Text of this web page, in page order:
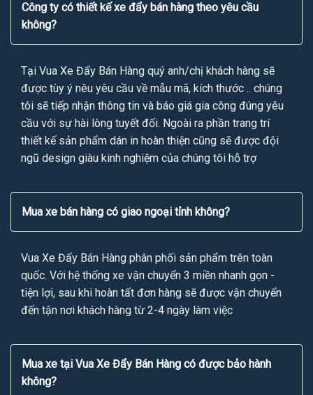
Công ty có thiết kế xe đẩy bán hàng theo yêu cầu
không?
Tại Vua Xe Đẩy Bán Hàng quý anh/chị khách hàng sẽ
được tùy ý nêu yêu cầu về mẫu mã, kích thước .. chúng
tôi sẽ tiếp nhận thông tin và báo giá gia công đúng yêu
cầu với sự hài lòng tuyết đối. Ngoài ra phần trang trí
thiết kế sản phẩm dán in hoàn thiện cũng sẽ được đội
ngũ design giàu kinh nghiệm của chúng tôi hỗ trợ
Mua xe bán hàng có giao ngoại tỉnh không?
Vua Xe Đẩy Bán Hàng phân phối sản phẩm trên toàn
quốc. Với hệ thống xe vận chuyển 3 miền nhanh gọn -
tiện lợi, sau khi hoàn tất đơn hàng sẽ được vận chuyển
đến tận nơi khách hàng từ 2-4 ngày làm việc
Mua xe tại Vua Xe Đẩy Bán Hàng có được bảo hành
không?